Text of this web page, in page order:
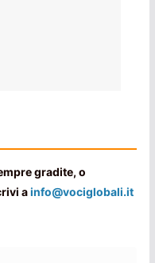
gradite, o
ainfo@vociglobali.it